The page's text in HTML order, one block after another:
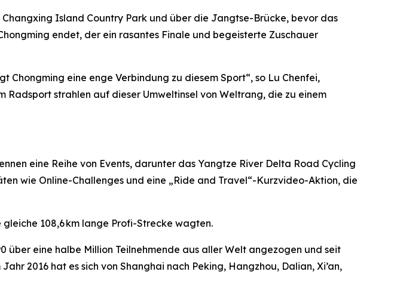
Island Country Park und über die Jangtse-Brücke, bevor das
endet, der ein rasantes Finale und begeisterte Zuschauer
eine enge Verbindung zu diesem Sport“, so Lu Chenfei,
Radsport strahlen auf dieser Umweltinsel von Weltrang, die zu einem
eine Reihe von Events, darunter das Yangtze River Delta Road Cycling
wie Online-Challenges und eine „Ride and Travel“-Kurzvideo-Aktion, die
108,6 km lange Profi-Strecke wagten.
eine halbe Million Teilnehmende aus aller Welt angezogen und seit
2016 hat es sich von Shanghai nach Peking, Hangzhou, Dalian, Xi’an,